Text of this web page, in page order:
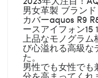
男女革製 ブラン
カバーaquos R9
ースアイフォン15
上品なモノグラ
び心溢れる高級な
た。
男性でも女性で